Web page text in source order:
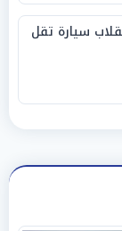
سيارة تقل